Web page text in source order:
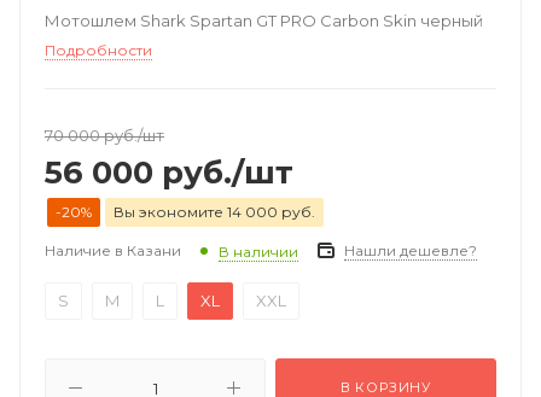
Мотошлем Shark Spartan GT PRO Carbon Skin черный
Подробности
70 000руб./шт
56 000 руб./шт
-20% Вы экономите 14 000 руб.
Наличие в Казани В наличии Нашли дешевле?
S M L XL XXL
В КОРЗИНУ